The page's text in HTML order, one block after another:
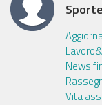
News
Vita